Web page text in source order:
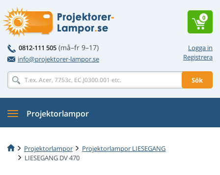
Logga in
Registrera
0812-111 505 (må–fr 9–17)
info@projektorer-lampor.se
Sök
0
Projektorlampor
Projektorlampor
Projektorlampor LIESEGANG
LIESEGANG DV 470